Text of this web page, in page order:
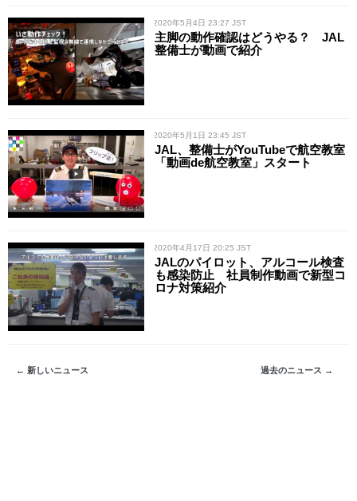
/ 2020年5月4日 23:27 JST
主脚の動作確認はどうやる？ JAL
整備士が動画で紹介
/ 2020年5月1日 23:45 JST
JAL、整備士がYouTubeで航空教室
「動画de航空教室」スタート
/ 2020年4月17日 20:25 JST
JALのパイロット、アルコール検査
も感染防止 社員制作動画で新型コ
ロナ対策紹介
← 新しいニュース 過去のニュース →